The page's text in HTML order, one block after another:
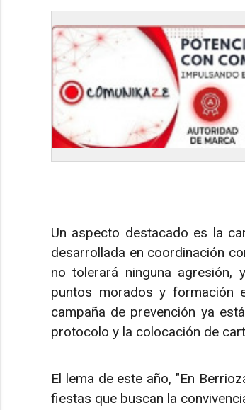
Un aspecto destacado es la
desarrollada en coordinación
no tolerará ninguna agresión,
puntos morados y formación
campaña de prevención ya
protocolo y la colocación de
El lema de este año, "En
fiestas que buscan la